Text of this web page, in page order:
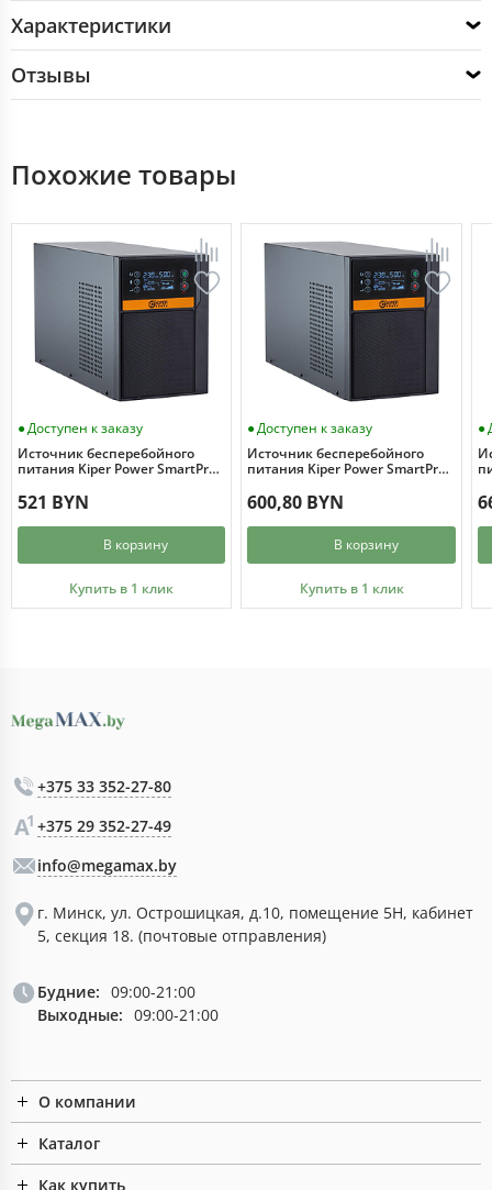
Характеристики
Отзывы
Похожие товары
Доступен к заказу
Источник бесперебойного
питания Kiper Power SmartPro
521 BYN
В корзину
Купить в 1 клик
Доступен к заказу
Источник бесперебойного
питания Kiper Power SmartPro
600,80 BYN
В корзину
Купить в 1 клик
+375 33 352-27-80
+375 29 352-27-49
info@megamax.by
г. Минск, ул. Острошицкая, д.10, помещение 5Н, кабинет
5, секция 18. (почтовые отправления)
Будние: 09:00-21:00
Выходные: 09:00-21:00
О компании
Каталог
Как купить